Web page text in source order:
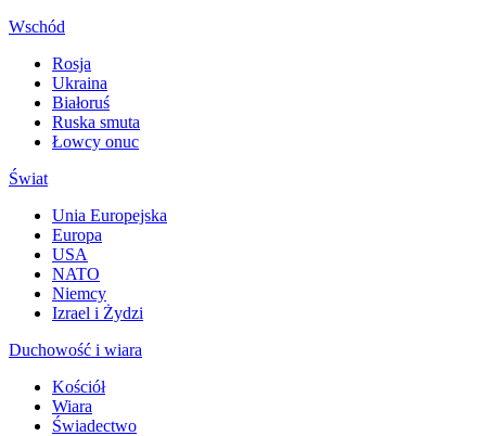
Wschód
Rosja
Ukraina
Białoruś
Ruska smuta
Łowcy onuc
Świat
Unia Europejska
Europa
USA
NATO
Niemcy
Izrael i Żydzi
Duchowość i wiara
Kościół
Wiara
Świadectwo